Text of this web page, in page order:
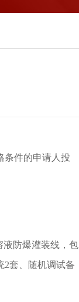
条件的申请人投
液防爆灌装线，包
2套、随机调试备